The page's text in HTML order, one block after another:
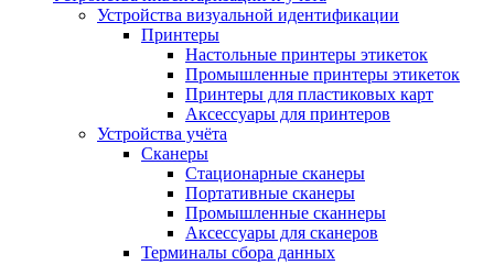
Устройства визуальной идентификации
Принтеры
Настольные принтеры этикеток
Промышленные принтеры этикеток
Принтеры для пластиковых карт
Аксессуары для принтеров
Устройства учёта
Сканеры
Стационарные сканеры
Портативные сканеры
Промышленные сканнеры
Аксессуары для сканеров
Терминалы сбора данных